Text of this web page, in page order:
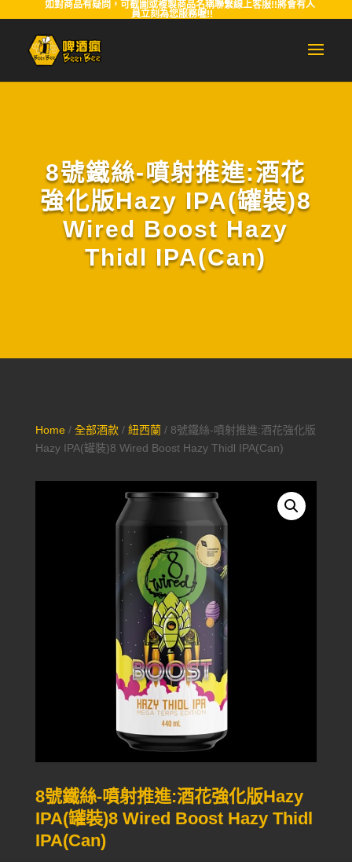
如對商品有疑問，可截圖或複製商品名稱聯繫線上客服!!將會有人
員立刻為您服務喔!!
8號鐵絲-噴射推進:酒花
強化版Hazy IPA(罐裝)8
Wired Boost Hazy
Thidl IPA(Can)
Home/ 全部酒款/ 紐西蘭/ 8號鐵絲-噴射推進:酒花強化版
Hazy IPA(罐裝)8 Wired Boost Hazy Thidl IPA(Can)
8號鐵絲-噴射推進:酒花強化版Hazy
IPA(罐裝)8 Wired Boost Hazy Thidl
IPA(Can)